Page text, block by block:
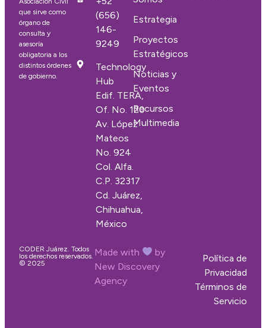
que sirve como
órgano de
consulta y
asesoría
obligatoria a los
distintos órdenes
de gobierno.
(656)
146-
9249
Technology
Hub
Edif. TERA,
Of. No. 120
Av. López
Mateos
No. 924
Col. Alfa.
C.P. 32317
Cd. Juárez,
Chihuahua,
México
Estrategia
Proyectos
Estratégicos
Noticias y
Eventos
Recursos
Multimedia
CODER Juárez. Todos
los derechos reservados.
© 2025
Made with
by
New Discovery
Agency
Política de
Privacidad
Términos de
Servicio